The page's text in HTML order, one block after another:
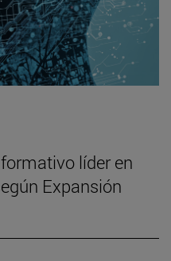
líder en
Expansión